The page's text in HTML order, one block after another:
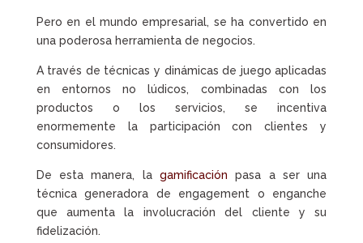
Pero en el mundo empresarial, se ha convertido en
una poderosa herramienta de negocios.
A través de técnicas y dinámicas de juego aplicadas
en entornos no lúdicos, combinadas con los
productos o los servicios, se incentiva
enormemente la participación con clientes y
consumidores.
De esta manera, la gamificación pasa a ser una
técnica generadora de engagement o enganche
que aumenta la involucración del cliente y su
fidelización.